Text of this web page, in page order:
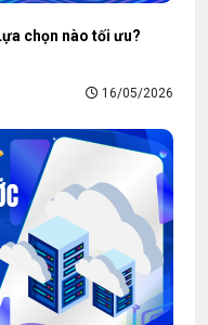
chọn nào tối ưu?
16/05/2026